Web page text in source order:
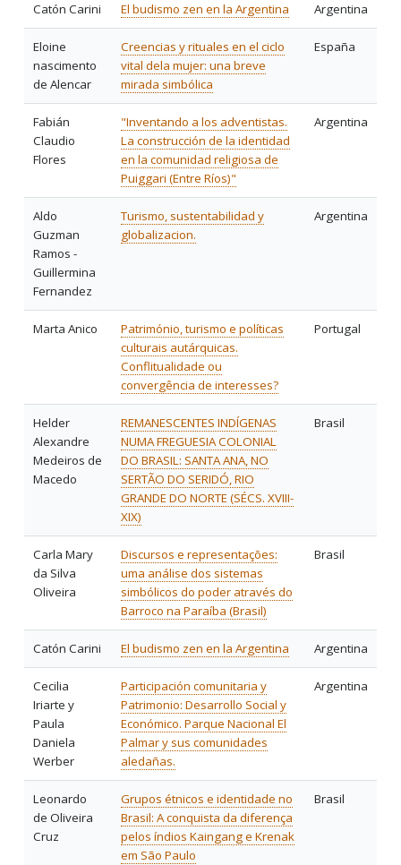
Catón Carini El budismo zen en la Argentina Argentina
Eloine
nascimento
de Alencar
Creencias y rituales en el ciclo
vital dela mujer: una breve
mirada simbólica
España
Fabián
Claudio
Flores
"Inventando a los adventistas.
La construcción de la identidad
en la comunidad religiosa de
Puiggari (Entre Ríos)"
Argentina
Aldo
Guzman
Ramos -
Guillermina
Fernandez
Turismo, sustentabilidad y
globalizacion.
Argentina
Marta Anico
Património, turismo e políticas
culturais autárquicas.
Conflitualidade ou
convergência de interesses?
Portugal
Helder
Alexandre
Medeiros de
Macedo
REMANESCENTES INDÍGENAS
NUMA FREGUESIA COLONIAL
DO BRASIL: SANTA ANA, NO
SERTÃO DO SERIDÓ, RIO
GRANDE DO NORTE (SÉCS. XVIII-
XIX)
Brasil
Carla Mary
da Silva
Oliveira
Discursos e representações:
uma análise dos sistemas
simbólicos do poder através do
Barroco na Paraíba (Brasil)
Brasil
Catón Carini El budismo zen en la Argentina Argentina
Cecilia
Iriarte y
Paula
Daniela
Werber
Participación comunitaria y
Patrimonio: Desarrollo Social y
Económico. Parque Nacional El
Palmar y sus comunidades
aledañas.
Argentina
Leonardo
de Oliveira
Cruz
Grupos étnicos e identidade no
Brasil: A conquista da diferença
pelos índios Kaingang e Krenak
em São Paulo
Brasil